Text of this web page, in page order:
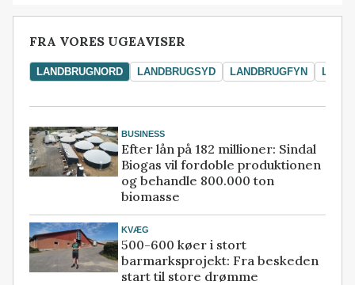
FRA VORES UGEAVISER
LANDBRUGNORD LANDBRUGSYD LANDBRUGFYN
BUSINESS
Efter lån på 182 millioner: Sindal
Biogas vil fordoble produktionen
og behandle 800.000 ton
biomasse
KVÆG
500-600 køer i stort
barmarksprojekt: Fra beskeden
start til store drømme